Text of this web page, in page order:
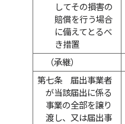
してその損害の
賠償を行う場合
に備えてとるべ
き措置
（承継）
第七条
届出事業者
が当該届出に係る
事業の全部を譲り
渡し、又は届出事